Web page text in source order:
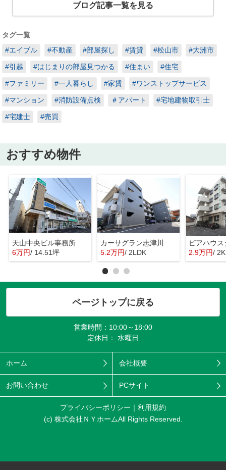
ブログ記事一覧を見る
タグ一覧
#エイブル
#不動産 #部屋探し #賃貸 #松山市 #大洲市
#引越 #はじまりの部屋見つかる #住まい #住宅
#ファミリー #一人暮らし #家賃 #ワンストップサービス
#マンション #消防設備点検 ＃アパート #宅地建物取引士
#宅建士 #売買
おすすめ物件
天山中央ビル事務所
6万円/ 14.51坪
カーサグラン志津川
5.2万円/ 2LDK
ピアハウス
2.9万円/ 2K
ページトップに戻る
営業時間：10:00～18:00
定休日： 水曜日
ホーム 会社概要
お問い合わせ PCサイト
プライバシーポリシー
利用規約
(c) 株式会社ＮＹホームAll Rights Reserved.